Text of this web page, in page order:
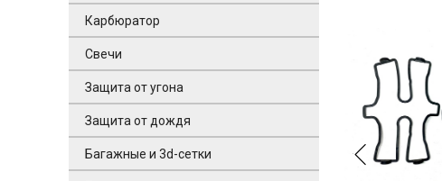
Карбюратор
Свечи
Защита от угона
Защита от дождя
Багажные и 3d-сетки